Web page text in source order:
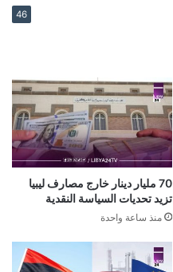
46
70 مليار دينار خارج مصارف ليبيا
تزيد تحديات السياسة النقدية
منذ ساعة واحدة